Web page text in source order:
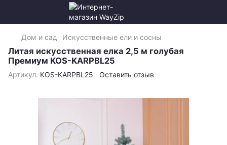
Дом и сад Искусственные ели и сосны
Литая искусственная елка 2,5 м голубая
Премиум KOS-KARPBL25
Артикул: KOS-KARPBL25 Оставить отзыв